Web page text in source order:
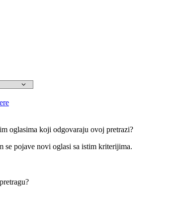
oglasima koji odgovaraju ovoj pretrazi?
pojave novi oglasi sa istim kriterijima.